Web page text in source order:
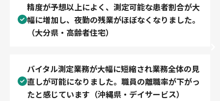
精度が予想以上によく、測定可能な患者割合が大
幅に増加し、夜勤の残業がほぼなくなりました。
（大分県・高齢者住宅）
バイタル測定業務が大幅に短縮され業務全体の見
直しが可能になりました。職員の離職率が下がっ
たと感じています（沖縄県・デイサービス）